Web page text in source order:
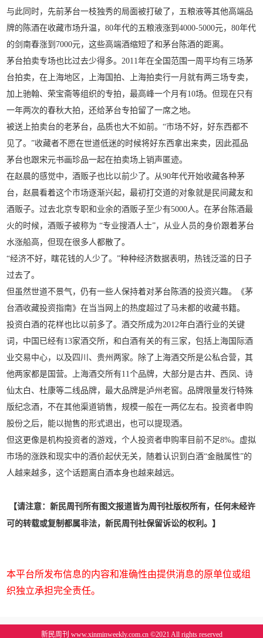
与此同时，先前茅台一枝独秀的局面被打破了，五粮液等其他高端品
牌的陈酒在收藏市场升温，80年代的五粮液涨到4000-5000元，80年代
的剑南春涨到7000元，这些高端酒缩短了和茅台陈酒的距离。
茅台拍卖专场也比过去少得多。2011年在全国范围一周平均有三场茅
台拍卖，在上海地区，上海国拍、上海拍卖行一月就有两三场专卖，
加上驰翰、荣宝斋等组织的专拍，最高峰一个月有10场。但现在只有
一年两次的春秋大拍，还给茅台专拍留了一席之地。
被送上拍卖台的老茅台，品质也大不如前。“市场不好，好东西都不
见了。”收藏者不愿在世道低迷的时候将好东西拿出来卖，因此孤品
茅台也跟宋元书画珍品一起在拍卖场上销声匿迹。
在赵晨的感觉中，酒贩子也比以前少了。从90年代开始收藏各种茅
台，赵晨看着这个市场逐渐兴起，最初打交道的对象就是民间藏友和
酒贩子。过去北京专职和业余的酒贩子至少有5000人。在茅台陈酒最
火的时候，酒贩子被称为 “专业搜酒人士”，从业人员的身价跟着茅台
水涨船高，但现在很多人都散了。
“经济不好，瞎花钱的人少了。”种种经济数据表明，热钱泛滥的日子
过去了。
但虽然世道不景气，仍有一些人保持着对茅台陈酒的投资兴趣。《茅
台酒收藏投资指南》在当当网上的热度超过了马未都的收藏书籍。
投资白酒的花样也比以前多了。酒交所成为2012年白酒行业的关键
词，中国已经有13家酒交所，和白酒有关的有三家，包括上海国际酒
业交易中心，以及四川、贵州两家。除了上海酒交所是公私合营，其
他两家都是国营。上海酒交所有11个品牌，大部分是古井、西凤、诗
仙太白、杜康等二线品牌，最大品牌是泸州老窖。品牌限量发行特殊
版纪念酒，不在其他渠道销售，规模一般在一两亿左右。投资者申购
股份之后，能以抛售的形式退出，也可以提现酒。
但这更像是机构投资者的游戏，个人投资者申购率目前不足8%。虚拟
市场的涨跌和现实中的酒价起伏无关，随着认识到白酒“金融属性”的
人越来越多，这个话题离白酒本身也越来越远。
【请注意：新民周刊所有图文报道皆为周刊社版权所有，任何未经许
可的转载或复制都属非法，新民周刊社保留诉讼的权利。】
本平台所发布信息的内容和准确性由提供消息的原单位或组
织独立承担完全责任。
新民周刊 www.xinminweekly.com.cn ©2021 All rights reserved